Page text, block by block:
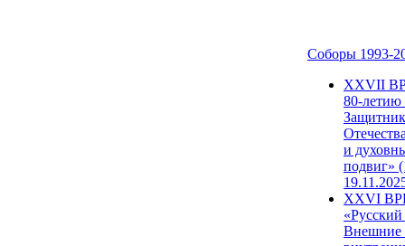
Соборы 1993-
ХХVII
80-
и
подвиг»
XXVI
Внешние